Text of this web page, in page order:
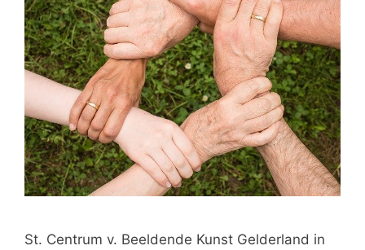
St. Centrum v. Beeldende Kunst Gelderland in